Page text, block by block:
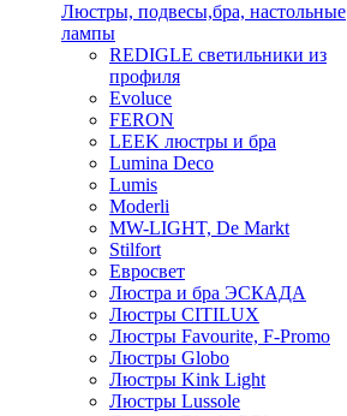
Люстры, подвесы,бра, настольные
лампы
REDIGLE светильники из
профиля
Evoluce
FERON
LEEK люстры и бра
Lumina Deco
Lumis
Moderli
MW-LIGHT, De Markt
Stilfort
Евросвет
Люстра и бра ЭСКАДА
Люстры CITILUX
Люстры Favourite, F-Promo
Люстры Globo
Люстры Kink Light
Люстры Lussole